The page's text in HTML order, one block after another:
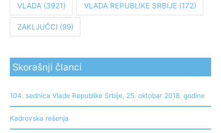
VLADA(3921) VLADA REPUBLIKE SRBIJE (172)
ZAKLJUČCI (99)
Skorašnji članci
104. sednica Vlade Republike Srbije, 25. oktobar 2018. godine
Kadrovska rešenja